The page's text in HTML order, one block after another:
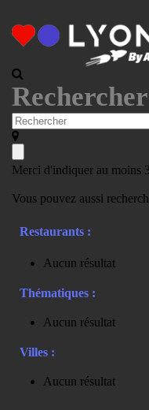
Merci d'indiquer au moins
Vous pouvez aussi
Restaurants :
Aucun résultat
Thématiques :
Aucun résultat
Villes :
Aucun résultat